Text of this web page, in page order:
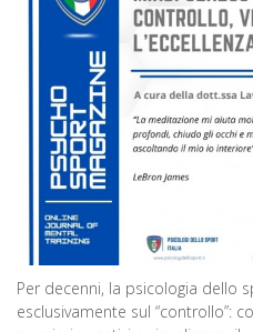
Per decenni, la psicologia dello
esclusivamente sul “controllo”: